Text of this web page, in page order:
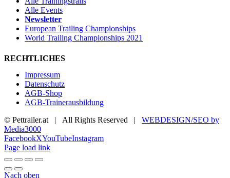
Alle Events
Newsletter
European Trailing Championships
World Trailing Championships 2021
RECHTLICHES
Impressum
Datenschutz
AGB-Shop
AGB-Trainerausbildung
© Pettrailer.at | All Rights Reserved | WEBDESIGN/SEO by
Media3000
FacebookXYouTubeInstagram
Page load link
Nach oben